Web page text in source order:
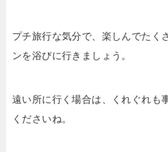
プチ旅行な気分で、楽しんでたく
ンを浴びに行きましょう。
遠い所に行く場合は、くれぐれも
くださいね。